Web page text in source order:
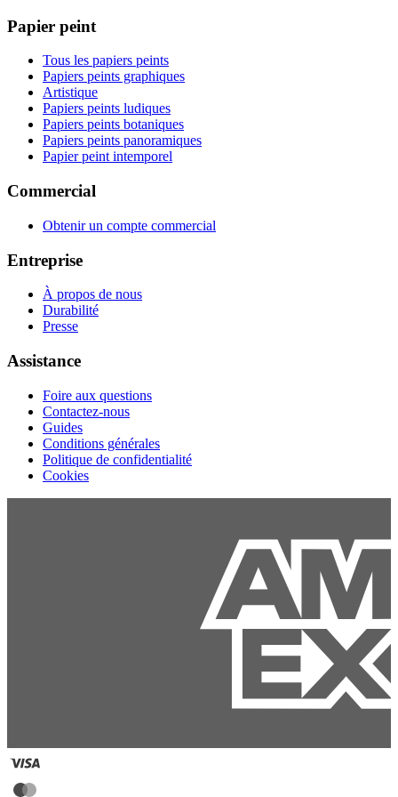
Papier peint
Tous les papiers peints
Papiers peints graphiques
Artistique
Papiers peints ludiques
Papiers peints botaniques
Papiers peints panoramiques
Papier peint intemporel
Commercial
Obtenir un compte commercial
Entreprise
À propos de nous
Durabilité
Presse
Assistance
Foire aux questions
Contactez-nous
Guides
Conditions générales
Politique de confidentialité
Cookies